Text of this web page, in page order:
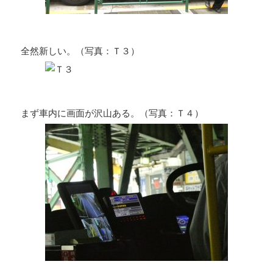
全然新しい。（写真：Ｔ３）
まず車内に画面が沢山ある。（写真：Ｔ４）